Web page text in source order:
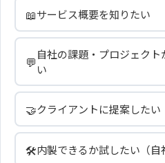
📖サービス概要を知りたい
💬自社の課題・プロジェク
い
🤝クライアントに提案したい
🛠️内製できるか試したい（自